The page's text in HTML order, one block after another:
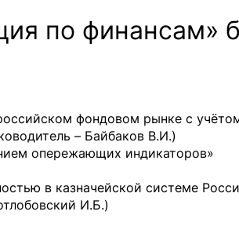
по финансам»
фондовом рынке с
– Байбаков В.И.)
опережающих индикаторов»
в казначейской системе
И.Б.)